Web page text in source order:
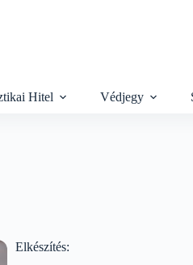
Hitel Védjegy
Elkészítés: